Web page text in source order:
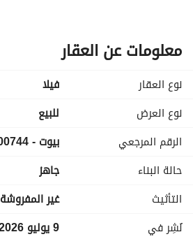
4حمامات
مميزات المشروع:
لاند سكيب
كلوب هوس
نادي رياضي
كافيهات
مراكز طبيه
حمامات سباحه
تراك
معلومات عن العقار
نوع العقار
فیلا
نوع العرض
للبيع
الرقم المرجعي
بيوت - 5000744-GOrWWN
حالة البناء
جاهز
التأثيث
غير المفروشة
نُشِر في
9 يوليو 2026